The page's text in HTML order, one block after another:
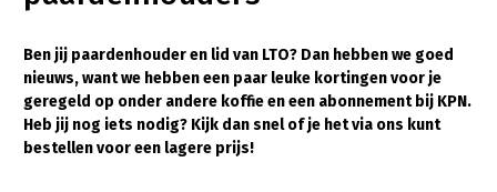
Mooi groen
Sterk ondernemerschap
Transitiepaden
Thema’s
Ben jij paardenhouder en lid van LTO? Dan hebben we goed
nieuws, want we hebben een paar leuke kortingen voor je
geregeld op onder andere koffie en een abonnement bij KPN.
Heb jij nog iets nodig? Kijk dan snel of je het via ons kunt
bestellen voor een lagere prijs!